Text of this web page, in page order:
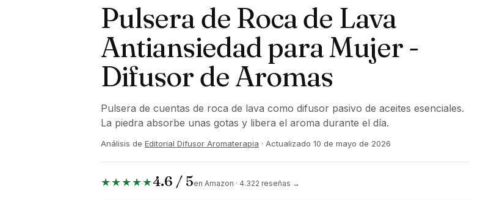
Pulsera de Roca de Lava
Antiansiedad para Mujer -
Difusor de Aromas
Pulsera de cuentas de roca de lava como difusor pasivo de aceites esenciales.
La piedra absorbe unas gotas y libera el aroma durante el día.
Análisis de Editorial Difusor Aromaterapia · Actualizado 10 de mayo de 2026
★★★★★4.6 / 5en Amazon · 4.322 reseñas →